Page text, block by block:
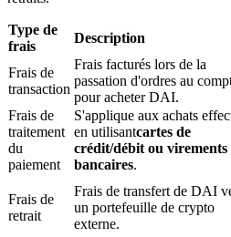
Blocages BTR
Des investissements exclusifs
Type de
frais
Description
Frais de
transaction
Frais facturés lors de la
passation d'ordres au
pour acheter DAI.
Frais de
traitement
du
paiement
S'applique aux achats
en utilisantcartes de
crédit/débit ou virements
bancaires.
Frais de
retrait
Frais de transfert de DAI
un portefeuille de crypto
externe.